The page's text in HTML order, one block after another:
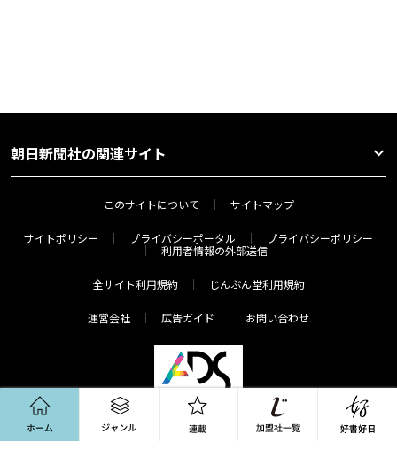
朝日新聞社の関連サイト
このサイトについて サイトマップ
サイトポリシー プライバシーポータル
プライバシーポリシー
利用者情報の外部送信
全サイト利用規約 じんぶん堂利用規約
運営会社 広告ガイド お問い合わせ